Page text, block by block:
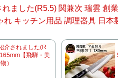
ました(R5.5) 関兼次 瑞雲 創
キッチン用品 調理器具 日
介されました(R
【飛騨・美
）